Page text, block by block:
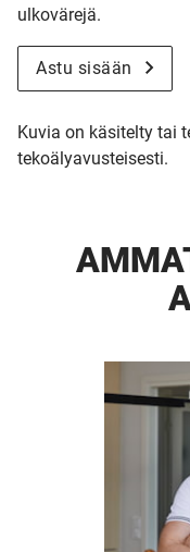
ulkovärejä.
Astu sisään
Kuvia on käsitelty tai
tekoälyavusteisesti.